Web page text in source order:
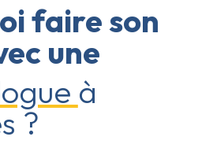
faire son
une
à
?